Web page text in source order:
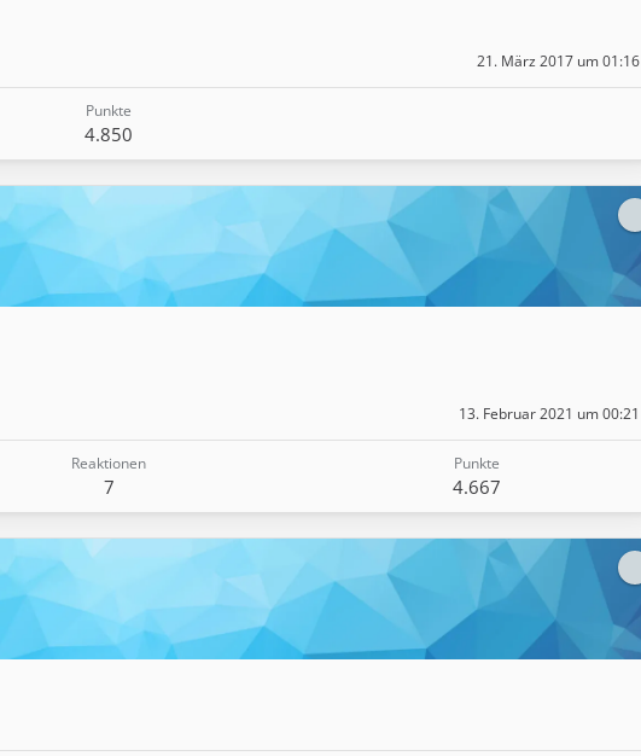
21. März 2017 um 01:16
Punkte
4.850
13. Februar 2021 um 00:21
Reaktionen
7
Punkte
4.667